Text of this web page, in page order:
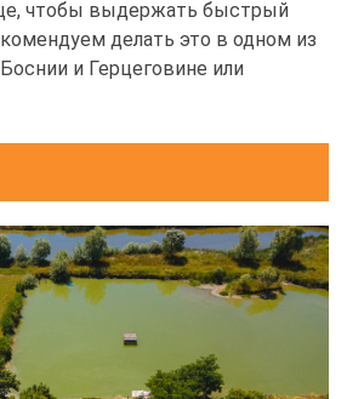
чтобы выдержать быстрый
делать это в одном из
и Герцеговине или